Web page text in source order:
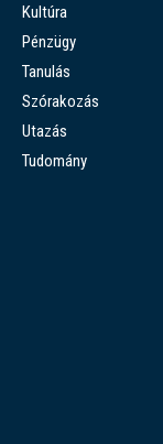
Kultúra
Pénzügy
Tanulás
Szórakozás
Utazás
Tudomány